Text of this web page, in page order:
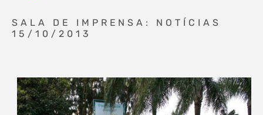
SALA DE IMPRENSA: NOTÍCIAS
15/10/2013